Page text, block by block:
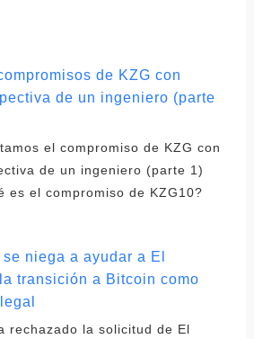
de KZG con
de un ingeniero (parte
el compromiso de KZG con
de un ingeniero (parte 1)
es el compromiso de KZG10?
niega a ayudar a El
transición a Bitcoin como
rechazado la solicitud de El